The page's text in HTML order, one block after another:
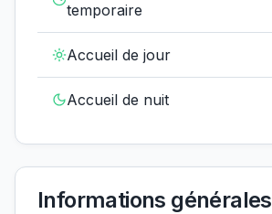
temporaire
Accueil de jour
Accueil de nuit
Informations générales